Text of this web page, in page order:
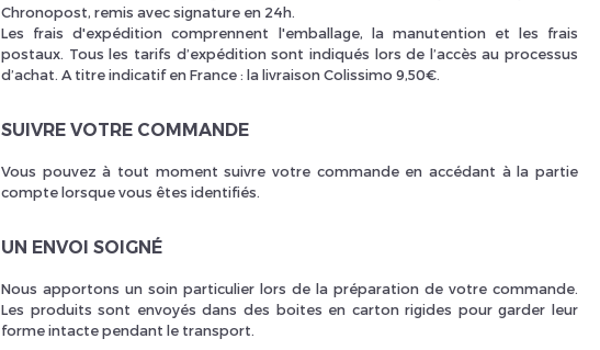
Des
Chronopost, remis avec signature en 24h.
Les frais d'expédition comprennent l'emballage, la manutention et les frais
postaux. Tous les tarifs d’expédition sont indiqués lors de l’accès au processus
d’achat. A titre indicatif en France : la livraison Colissimo 9,50€.
SUIVRE VOTRE COMMANDE
Vous pouvez à tout moment suivre votre commande en accédant à la partie
compte lorsque vous êtes identifiés.
UN ENVOI SOIGNÉ
Nous apportons un soin particulier lors de la préparation de votre commande.
Les produits sont envoyés dans des boites en carton rigides pour garder leur
forme intacte pendant le transport.